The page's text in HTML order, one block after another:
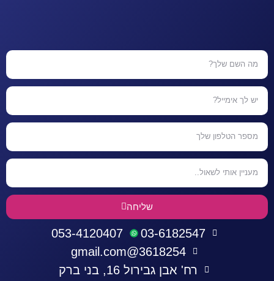
שליחה
03-6182547
053-4120407
3618254@gmail.com
רח' אבן גבירול 16, בני ברק